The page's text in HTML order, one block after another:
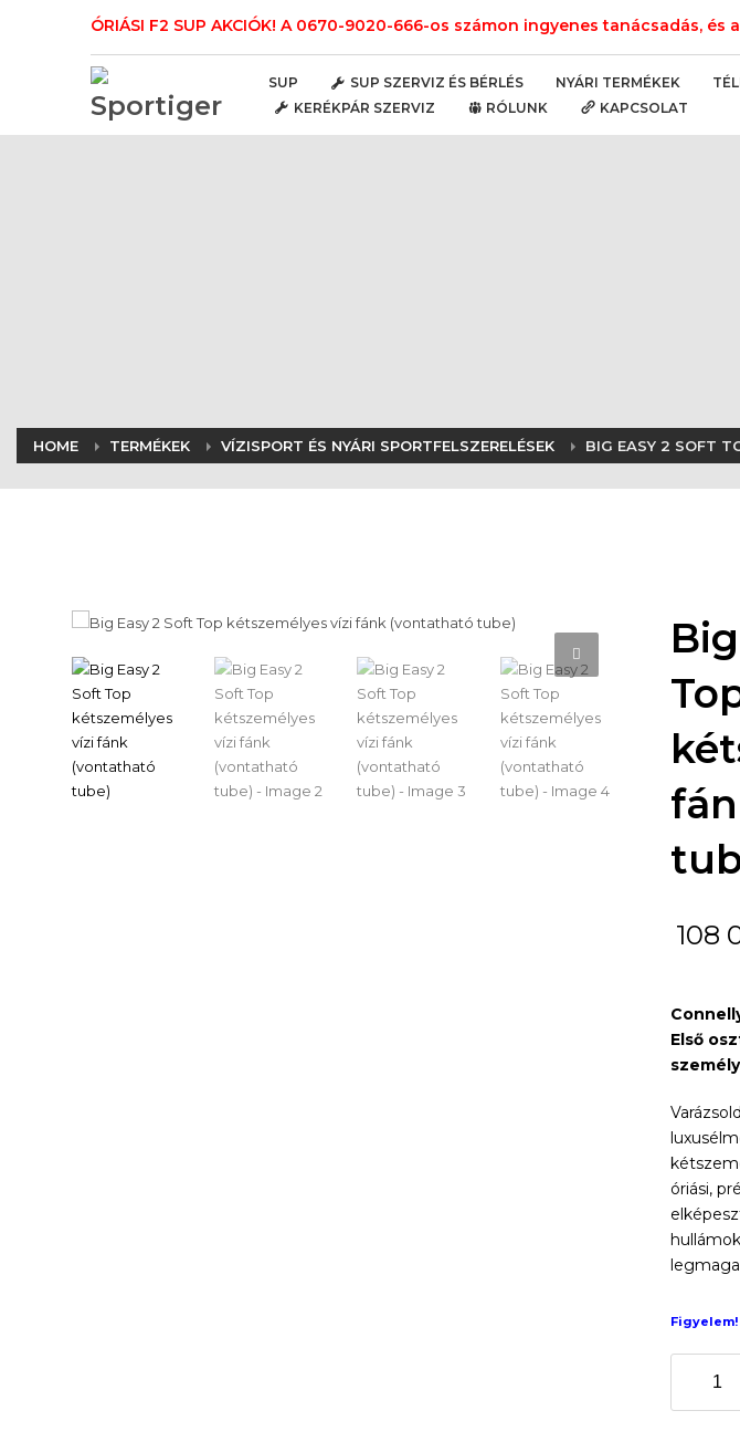
ÓRIÁSI F2 SUP AKCIÓK! A 0670-9020-666-os számon ingyenes tanácsadás,
SUP SUP SZERVIZ ÉS BÉRLÉS NYÁRI TERMÉKEK
KERÉKPÁR SZERVIZ
RÓLUNK KAPCSOLAT
HOME TERMÉKEK VÍZISPORT ÉS NYÁRI SPORTFELSZERELÉSEK BIG EASY 2 SOFT
108
Első
óriási,
2